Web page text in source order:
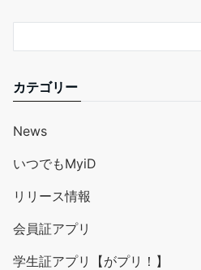
カテゴリー
News
いつでもMyiD
リリース情報
会員証アプリ
学生証アプリ【がプリ！】